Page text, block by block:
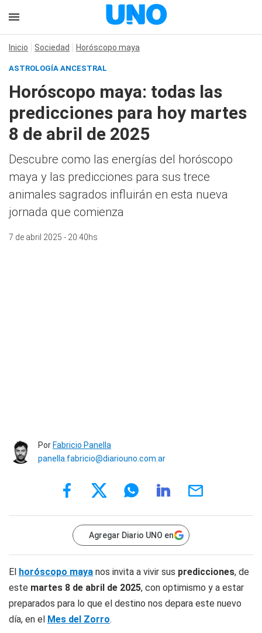
Inicio Sociedad Horóscopo maya
ASTROLOGÍA ANCESTRAL
Horóscopo maya: todas las
predicciones para hoy martes
8 de abril de 2025
Descubre como las energías del horóscopo
maya y las predicciones para sus trece
animales sagrados influirán en esta nueva
jornada que comienza
7 de abril 2025 - 20:40hs
Por Fabricio Panella
panella.fabricio@diariouno.com.ar
Agregar Diario UNO en
El horóscopo maya nos invita a vivir sus predicciones, de
este martes 8 de abril de 2025, con optimismo y a estar
preparados para lo que el destino nos depara este nuevo
día, en el Mes del Zorro.